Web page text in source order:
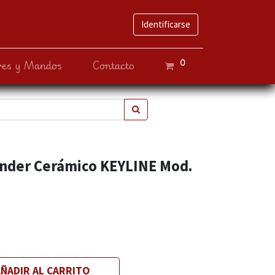
Identificarse
y Mandos Contacto 0
Cerámico KEYLINE Mod.
AL CARRITO